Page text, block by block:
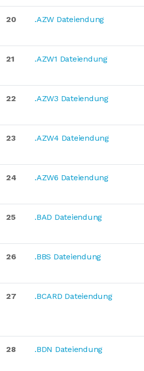
20 .AZW Dateiendung
21 .AZW1 Dateiendung
22 .AZW3 Dateiendung
23 .AZW4 Dateiendung
24 .AZW6 Dateiendung
25 .BAD Dateiendung
26 .BBS Dateiendung
27 .BCARD Dateiendung
28 .BDN Dateiendung